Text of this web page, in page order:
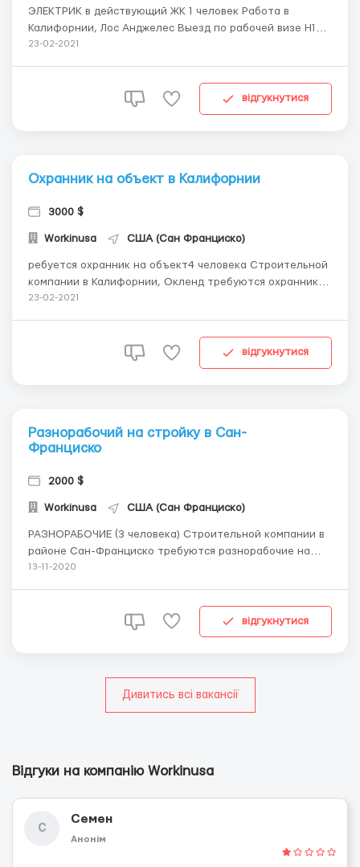
ЭЛЕКТРИК в действующий ЖК 1 человек Работа в
Калифорнии, Лос Анджелес Выезд по рабочей визе H1B.
Предлагаем контракт на 12 месяцев, с возможностью
23-02-2021
відгукнутися
Охранник на объект в Калифорнии
3000 $
Workinusa США (Сан Франциско)
ребуется охранник на объект4 человека Строительной
компании в Калифорнии, Окленд требуются охранники.
Выезд по рабочей визе H1B. ВНИМАНИЕ! Этот тип визы
страховку. Это НЕ ТУРИСТИЧЕСКАЯ виза, напоминае...
23-02-2021
відгукнутися
Разнорабочий на стройку в Сан-
Франциско
2000 $
Workinusa США (Сан Франциско)
РАЗНОРАБОЧИЕ (3 человека) Строительной компании в
районе Сан-Франциско требуются разнорабочие на
стройку. Выезд по рабочей визе H1B. ВНИМАНИЕ! Этот
медицинскуюстраховку. Это НЕ ТУРИСТИЧЕСКАЯ виза,
13-11-2020
відгукнутися
Дивитись всі вакансії
Відгуки на компанію Workinusa
С
Семен
Анонім